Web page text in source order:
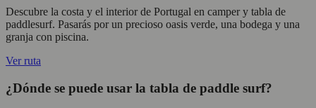
Descubre la costa y el interior de Portugal en camper y tabla de
paddlesurf. Pasarás por un precioso oasis verde, una bodega y una
granja con piscina.
Ver ruta
¿Dónde se puede usar la tabla de paddle surf?